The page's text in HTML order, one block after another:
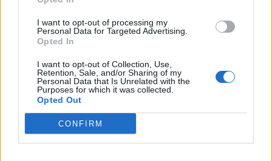
I want to opt-out of processing my
Personal Data for Targeted Advertising.
Opted In
I want to opt-out of Collection, Use,
Retention, Sale, and/or Sharing of my
Personal Data that Is Unrelated with the
Purposes for which it was collected.
Opted Out
CONFIRM
materiale per il rugby ad ogni
livello